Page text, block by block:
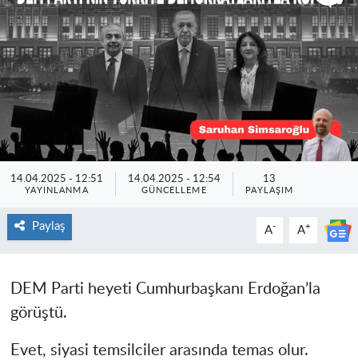
14.04.2025 - 12:51
YAYINLANMA
14.04.2025 - 12:54
GÜNCELLEME
13
PAYLAŞIM
Paylaş A- A+
DEM Parti heyeti Cumhurbaşkanı Erdoğan’la
görüştü.
Evet, siyasi temsilciler arasında temas olur.